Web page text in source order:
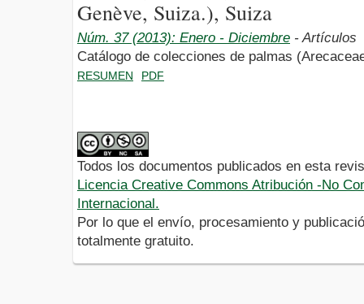
Genève, Suiza.), Suiza
Núm. 37 (2013): Enero - Diciembre - Artículos
Catálogo de colecciones de palmas
RESUMEN PDF
Todos los documentos publicados en esta
Licencia Creative Commons Atribución -No
Internacional.
Por lo que el envío, procesamiento y
totalmente gratuito.